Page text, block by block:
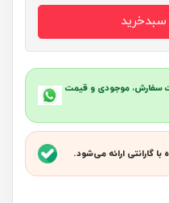
سفارش، موجودی و قیمت
گارانتی ارائه می‌شود.